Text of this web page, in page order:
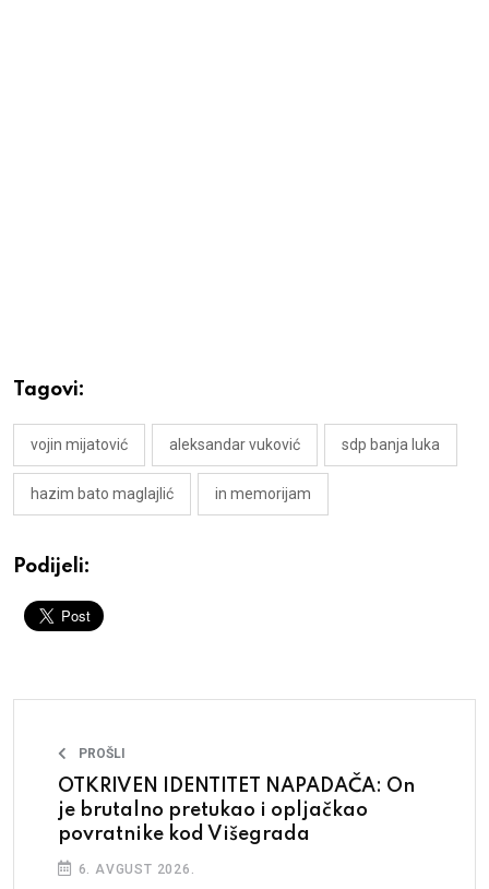
Tagovi:
vojin mijatović aleksandar vuković sdp banja luka
hazim bato maglajlić in memorijam
Podijeli:
PROŠLI
OTKRIVEN IDENTITET NAPADAČA: On
je brutalno pretukao i opljačkao
povratnike kod Višegrada
6. AVGUST 2026.